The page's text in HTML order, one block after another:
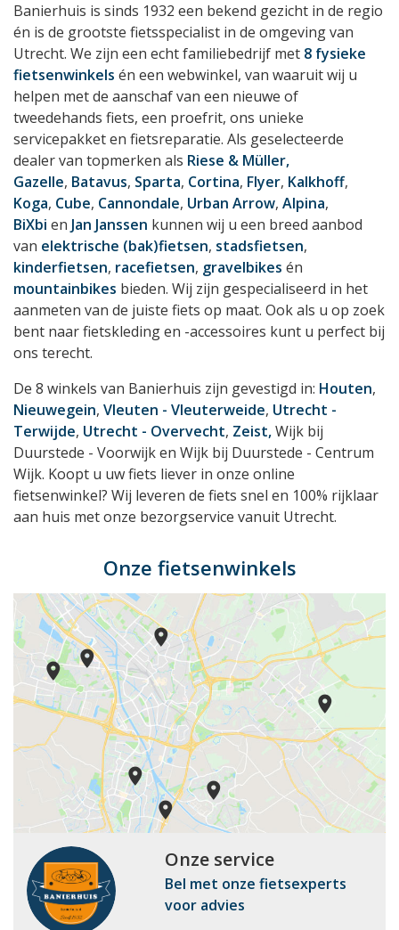
Banierhuis is sinds 1932 een bekend gezicht in de regio
én is de grootste fietsspecialist in de omgeving van
Utrecht. We zijn een echt familiebedrijf met 8 fysieke
fietsenwinkels én een webwinkel, van waaruit wij u
helpen met de aanschaf van een nieuwe of
tweedehands fiets, een proefrit, ons unieke
servicepakket en fietsreparatie. Als geselecteerde
dealer van topmerken als Riese & Müller,
Gazelle, Batavus, Sparta, Cortina, Flyer, Kalkhoff,
Koga, Cube, Cannondale, Urban Arrow, Alpina,
BiXbi en Jan Janssen kunnen wij u een breed aanbod
van elektrische (bak)fietsen, stadsfietsen,
kinderfietsen, racefietsen, gravelbikes én
mountainbikes bieden. Wij zijn gespecialiseerd in het
aanmeten van de juiste fiets op maat. Ook als u op zoek
bent naar fietskleding en -accessoires kunt u perfect bij
ons terecht.
De 8 winkels van Banierhuis zijn gevestigd in: Houten,
Nieuwegein, Vleuten - Vleuterweide, Utrecht -
Terwijde, Utrecht - Overvecht, Zeist,Wijk bij
Duurstede - Voorwijk en Wijk bij Duurstede - Centrum
Wijk. Koopt u uw fiets liever in onze online
fietsenwinkel? Wij leveren de fiets snel en 100% rijklaar
aan huis met onze bezorgservice vanuit Utrecht.
Onze fietsenwinkels
Onze service
Bel met onze fietsexperts
voor advies